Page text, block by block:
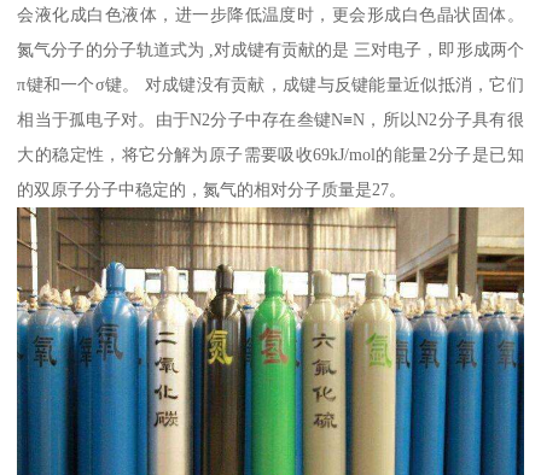
会液化成白色液体，进一步降低温度时，更会形成白色晶状固体。
氮气分子的分子轨道式为 ,对成键有贡献的是 三对电子，即形成两个
π键和一个σ键。 对成键没有贡献，成键与反键能量近似抵消，它们
相当于孤电子对。由于N2分子中存在叁键N≡N，所以N2分子具有很
大的稳定性，将它分解为原子需要吸收69kJ/mol的能量2分子是已知
的双原子分子中稳定的，氮气的相对分子质量是27。